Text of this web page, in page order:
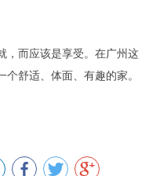
，而应该是享受。在广州这
舒适、体面、有趣的家。